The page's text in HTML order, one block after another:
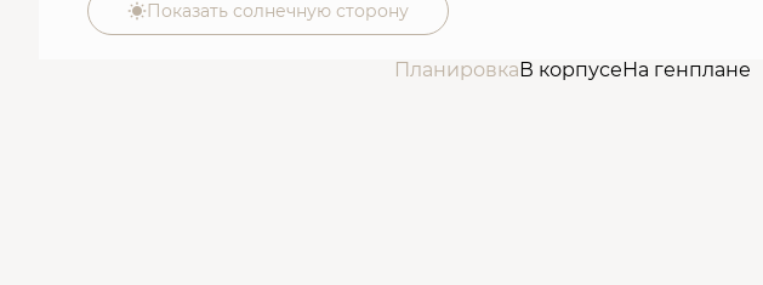
Показать солнечную сторону
ПланировкаВ корпусеНа генплане